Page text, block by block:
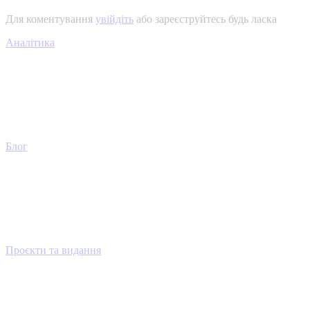
Для коментування увійдіть або зареєструйтесь будь ласка
Аналітика
Блог
Проєкти та видання